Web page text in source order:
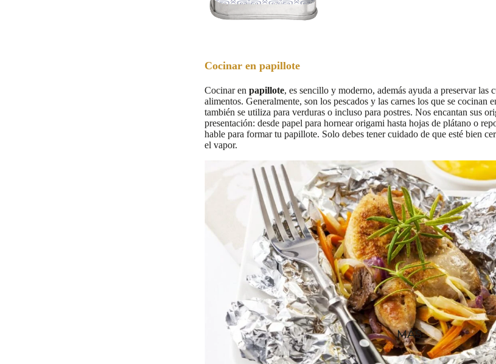
MÁS
Cocinar en papillote
Cocinar en papillote, es sencillo y moderno, además ayuda a preservar las
alimentos. Generalmente, son los pescados y las carnes los que se cocinan
también se utiliza para verduras o incluso para postres. Nos encantan sus
presentación: desde papel para hornear origami hasta hojas de plátano o
hable para formar tu papillote. Solo debes tener cuidado de que esté bien
el vapor.